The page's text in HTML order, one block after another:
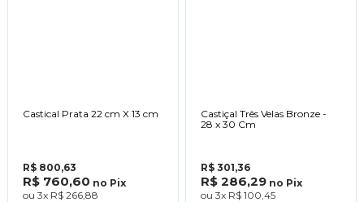
Castical Prata 22 cm X 13 cm
R$ 800,63
R$ 760,60 no Pix
ou 3x R$ 266,88
Castiçal Três Velas Bronze -
28 x 30 Cm
R$ 301,36
R$ 286,29 no Pix
ou 3x R$ 100,45